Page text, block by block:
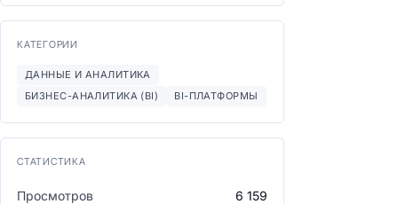
КАТЕГОРИИ
ДАННЫЕ И АНАЛИТИКА
БИЗНЕС-АНАЛИТИКА (BI)
BI-ПЛАТФОРМЫ
СТАТИСТИКА
Просмотров
6 159